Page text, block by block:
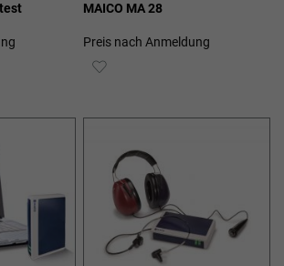
MAICO MA 28
Preis nach Anmeldung
ZUR